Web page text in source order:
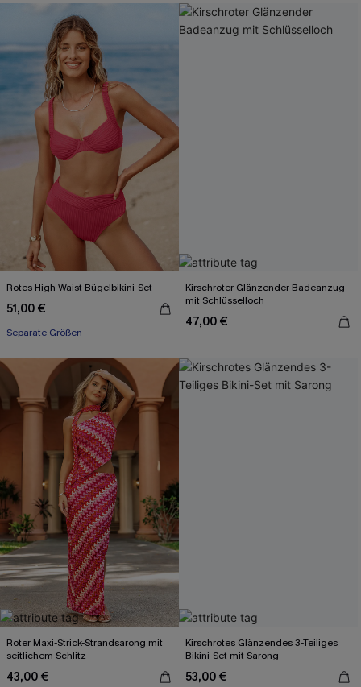
Mit Gratis-Maßband
Rotes High-Waist Bügelbikini-Set
51,00 €
Separate Größen
Kirschroter Glänzender Badeanzug
mit Schlüsselloch
47,00 €
Roter Maxi-Strick-Strandsarong mit
seitlichem Schlitz
43,00 €
Kirschrotes Glänzendes 3-Teiliges
Bikini-Set mit Sarong
53,00 €